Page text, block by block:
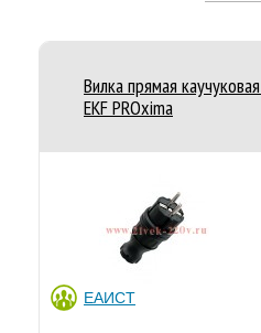
Вилка прямая
EKF PROxima
ЕАИСТ